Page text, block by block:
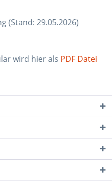
(Stand: 29.05.2026)
wird hier als PDF Datei